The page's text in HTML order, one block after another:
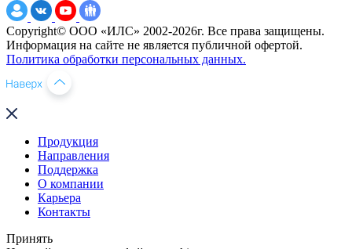
Copyright© ООО «ИЛС» 2002-2026г. Все права защищены.
Информация на сайте не является публичной офертой.
Политика обработки персональных данных.
Продукция
Направления
Поддержка
О компании
Карьера
Контакты
Принять